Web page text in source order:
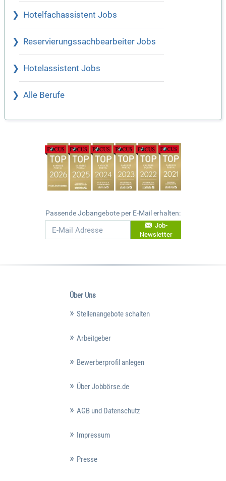
Hotelfachassistent Jobs
Reservierungssachbearbeiter Jobs
Hotelassistent Jobs
Alle Berufe
Passende Jobangebote per E-Mail erhalten:
Job-
Newsletter
Über Uns
Stellenangebote schalten
Arbeitgeber
Bewerberprofil anlegen
Über Jobbörse.de
AGB und Datenschutz
Impressum
Presse